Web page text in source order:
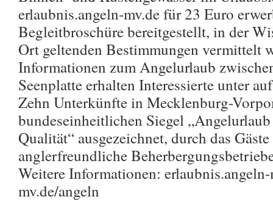
erlaubnis.angeln-mv.de für 23 Euro
Begleitbroschüre bereitgestellt, in der
Ort geltenden Bestimmungen vermittelt
Informationen zum Angelurlaub
Seenplatte erhalten Interessierte unter
Zehn Unterkünfte in Mecklenburg-
bundeseinheitlichen Siegel
Qualität“ ausgezeichnet, durch das
anglerfreundliche
Weitere Informationen:
mv.de/angeln